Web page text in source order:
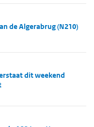
de Algerabrug (N210)
dit weekend